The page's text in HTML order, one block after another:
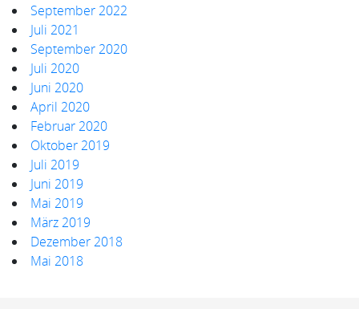
September 2022
Juli 2021
September 2020
Juli 2020
Juni 2020
April 2020
Februar 2020
Oktober 2019
Juli 2019
Juni 2019
Mai 2019
März 2019
Dezember 2018
Mai 2018